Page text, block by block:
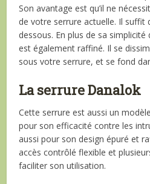
Son avantage est qu’il ne
de votre serrure actuelle. Il suffit
dessous. En plus de sa simplicité
est également raffiné. Il se
sous votre serrure, et se fond
La serrure Danalok
Cette serrure est aussi un
pour son efficacité contre les
aussi pour son design épuré et
accès contrôlé flexible et
faciliter son utilisation.